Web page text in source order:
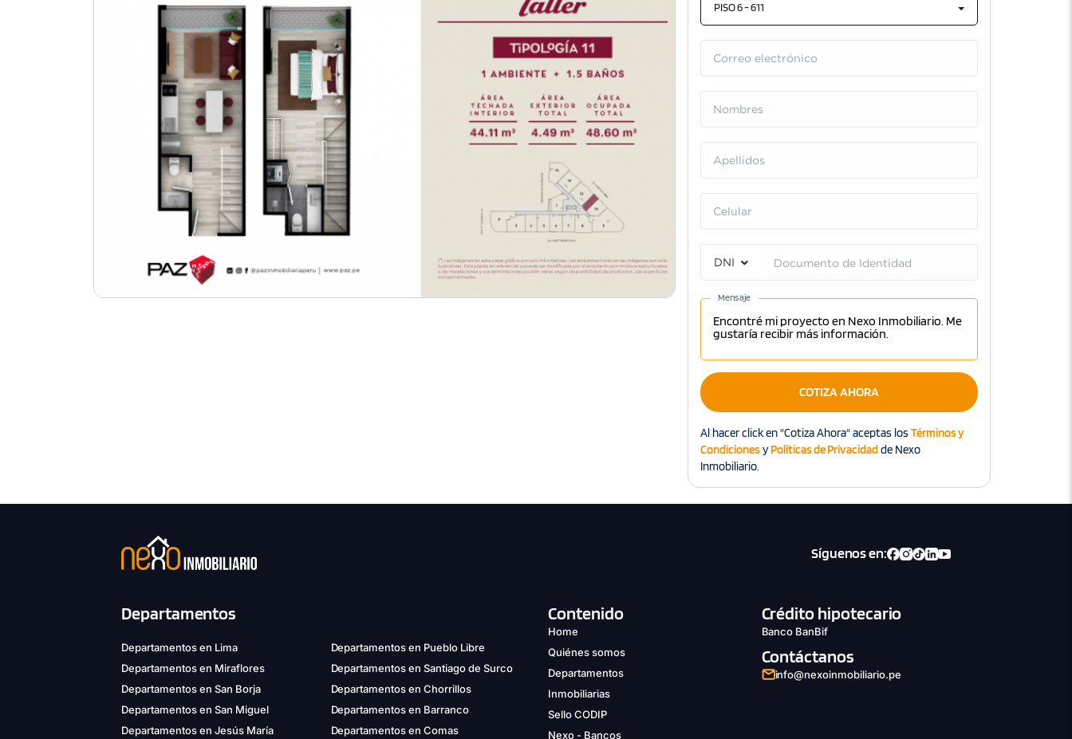
PISO 6 - 611
Correo electrónico
Nombres
Apellidos
Celular
DNI Documento de Identidad
Mensaje
COTIZA AHORA
Al hacer click en "Cotiza Ahora" aceptas los Términos y
CondicionesyPolíticas de Privacidadde Nexo
Inmobiliario.
Síguenos en:
Departamentos
Departamentos en Lima
Departamentos en Miraflores
Departamentos en San Borja
Departamentos en San Miguel
Departamentos en Jesús María
Departamentos en Pueblo Libre
Departamentos en Santiago de Surco
Departamentos en Chorrillos
Departamentos en Barranco
Departamentos en Comas
Contenido
Home
Quiénes somos
Departamentos
Inmobiliarias
Sello CODIP
Nexo - Bancos
Crédito hipotecario
Banco BanBif
Contáctanos
info@nexoinmobiliario.pe